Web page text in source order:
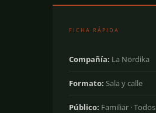
FICHA RÁPIDA
Compañía: La Nördika
Formato: Sala y calle
Público: Familiar ·